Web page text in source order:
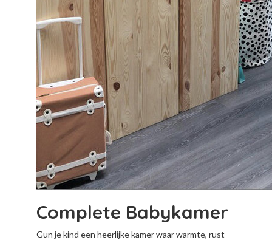
Complete Babykamer
Gun je kind een heerlijke kamer waar warmte, rust